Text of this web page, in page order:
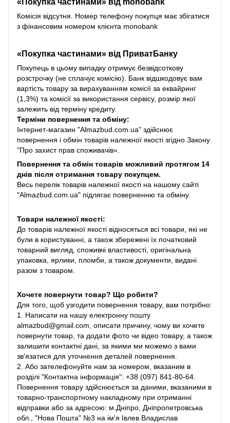
Комісія відсутня. Номер телефону покупця має збігатися
з фінансовим номером клієнта monobank
«Покупка частинами» від ПриватБанку
Покупець в цьому випадку отримує безвідсоткову
розстрочку (не сплачує комісію). Банк відшкодовує вам
вартість товару за вирахуванням комісії за еквайринг
(1,3%) та комісії за використання сервісу, розмір якої
залежить від терміну кредиту.
Терміни повернення та обміну:
Інтернет-магазин "Almazbud.com.ua" здійснює
повернення і обмін товарів належної якості згідно Закону
"Про захист прав споживачів».
Повернення та обмін товарів можливий протягом 14
днів після отримання товару покупцем.
Весь перелік товарів належної якості на нашому сайті
"Almazbud.com.ua" підлягає поверненню та обміну.
Товари належної якості:
До товарів належної якості відносяться всі товари, які не
були в користуванні, а також збережені їх початковий
товарний вигляд, споживчі властивості, оригінальна
упаковка, ярлики, пломби, а також документи, видані
разом з товаром.
Хочете повернути товар? Що робити?
Для того, щоб узгодити повернення товару, вам потрібно:
1. Написати на нашу електронну пошту
almazbud@gmail.com, описати причину, чому ви хочете
повернути товар, та додати фото чи відео товару, а також
залишити контактні дані, за якими ми можемо з вами
зв'язатися для уточнення деталей повернення.
2. Або зателефонуйте нам за номером, вказаним в
розділі "Контактна інформація": +38 (097) 841-80-64.
Повернення товару здійснюється за даними, вказаними в
товарно-транспортному накладному при отриманні
відправки або за адресою: м.Дніпро, Дніпропетровська
обл., "Нова Пошта" №3 на ім'я Івлев Владислав